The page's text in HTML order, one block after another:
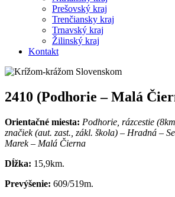
Prešovský kraj
Trenčiansky kraj
Trnavský kraj
Žilinský kraj
Kontakt
2410 (Podhorie – Malá
Orientačné miesta: Podhorie, rázcestie
značiek (aut. zast., zákl. škola) – Hradná –
Marek – Malá Čierna
Dĺžka: 15,9km.
Prevýšenie: 609/519m.